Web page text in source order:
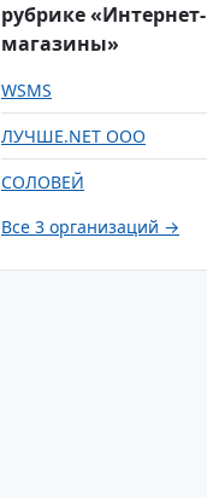
рубрике «Интернет-
магазины»
WSMS
ЛУЧШЕ.NET ООО
СОЛОВЕЙ
Все 3 организаций →